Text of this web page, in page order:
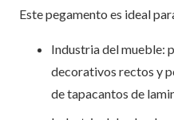
Este pegamento es ideal
Industria del mueble:
decorativos rectos y
de tapacantos de